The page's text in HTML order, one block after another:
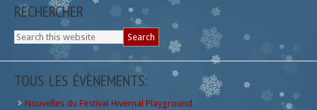
RECHERCHER
TOUS LES ÉVÈNEMENTS:
Nouvelles du Festival Hivernal Playground